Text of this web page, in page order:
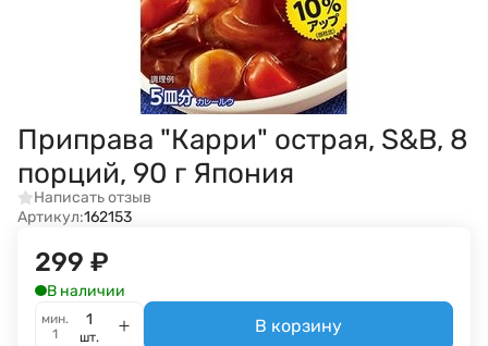
Приправа "Карри" острая, S&B, 8
порций, 90 г Япония
Написать отзыв
Артикул:162153
299 ₽
В наличии
мин.
1
шт.
В корзину